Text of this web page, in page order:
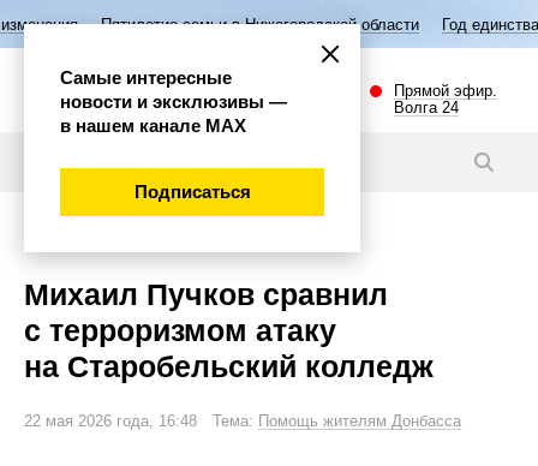
семьи в Нижегородской области Год единства народов России
Прямой эфир.
Волга 24
Михаил Пучков сравнил
с терроризмом атаку
на Старобельский колледж
22 мая 2026 года, 16:48 Тема: Помощь жителям Донбасса
Самые интересные
новости и эксклюзивы —
в нашем канале МАХ
Подписаться